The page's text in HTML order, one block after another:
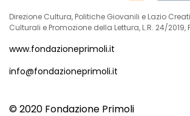
Direzione Cultura, Politiche Giovanili e Lazio
Culturali e Promozione della Lettura, L.R. 24/2019,
www.fondazioneprimoli.it
info@fondazioneprimoli.it
© 2020 Fondazione Primoli